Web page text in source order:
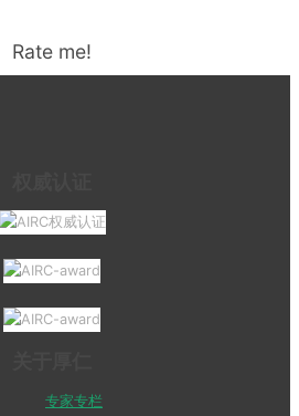
Rate me!
专家专栏